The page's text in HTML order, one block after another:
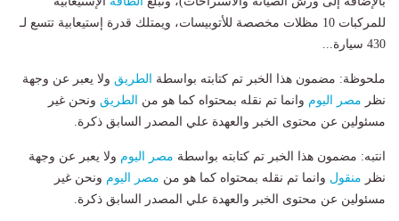
للمركبات 10 مظلات مخصصة للأتوبيسات، ويمتلك قدرة إستيعابية تتسع لـ
430 سيارة...
ملحوظة: مضمون هذا الخبر تم كتابته بواسطة الطريق ولا يعبر عن وجهة
نظر مصر اليوم وانما تم نقله بمحتواه كما هو من الطريق ونحن غير
مسئولين عن محتوى الخبر والعهدة علي المصدر السابق ذكرة.
انتبه: مضمون هذا الخبر تم كتابته بواسطة مصر اليوم ولا يعبر عن وجهة
نظر منقول وانما تم نقله بمحتواه كما هو من مصر اليوم ونحن غير
مسئولين عن محتوى الخبر والعهدة علي المصدر السابق ذكرة.